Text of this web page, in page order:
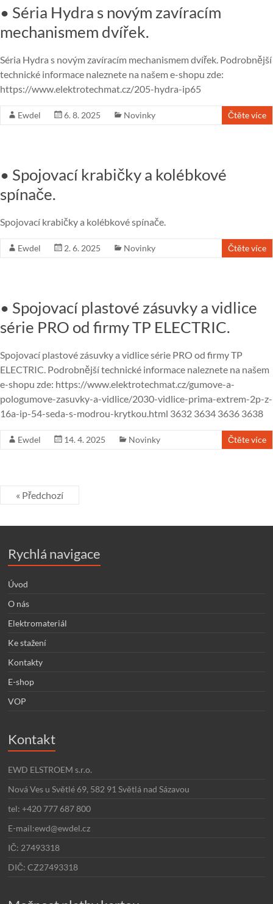
• Séria Hydra s novým zavíracím
mechanismem dvířek.
Séria Hydra s novým zavíracím mechanismem dvířek. Podrobnější
technické informace naleznete na našem e-shopu zde:
https://www.elektrotechmat.cz/205-hydra-ip65
Ewdel 6. 8. 2025 Novinky Čtěte více
• Spojovací krabičky a kolébkové
spínače.
Spojovací krabičky a kolébkové spínače.
Ewdel 2. 6. 2025 Novinky Čtěte více
• Spojovací plastové zásuvky a vidlice
série PRO od firmy TP ELECTRIC.
Spojovací plastové zásuvky a vidlice série PRO od firmy TP
ELECTRIC. Podrobnější technické informace naleznete na našem
e-shopu zde: https://www.elektrotechmat.cz/gumove-a-
pologumove-zasuvky-a-vidlice/2030-vidlice-prima-extrem-2p-z-
16a-ip-54-seda-s-modrou-krytkou.html 3632 3634 3636 3638
Ewdel 14. 4. 2025 Novinky Čtěte více
« Předchozí
Rychlá navigace
Úvod
O nás
Elektromateriál
Ke stažení
Kontakty
E-shop
VOP
Kontakt
EWD ELSTROEM s.r.o.
Nová Ves u Světlé 69, 582 91 Světlá nad Sázavou
tel: +420 777 687 800
E-mail:ewd@ewdel.cz
IČ: 27493318
DIČ: CZ27493318